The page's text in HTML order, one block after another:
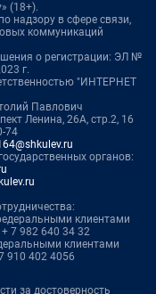
(18+).
надзору в сфере связи,
коммуникаций
о регистрации: ЭЛ №
г.
"ИНТЕРНЕТ
Павлович
Ленина, 26А, стр.2, 16
74
органов:
клиентами
7 982 640 34 32
клиентами
910 402 4056
за достоверность